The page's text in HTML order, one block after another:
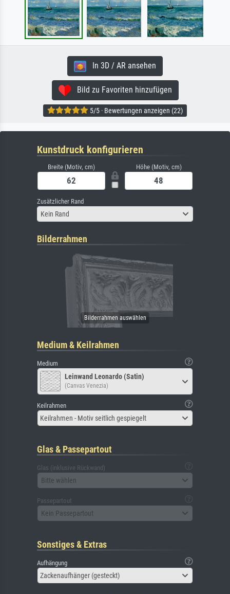
In 3D / AR ansehen
Bild zu Favoriten hinzufügen
5/5 · Bewertungen anzeigen (22)
Kunstdruck konfigurieren
Breite (Motiv, cm) Höhe (Motiv, cm)
Zusätzlicher Rand
Kein Rand
Bilderrahmen
Medium & Keilrahmen
Medium
Leinwand Leonardo (Satin)
(Canvas Venezia)
Keilrahmen
Keilrahmen - Motiv seitlich gespiegelt
Glas & Passepartout
Glas (inklusive Rückwand)
Bitte wählen
Passepartout
Kein Passepartout
Sonstiges & Extras
Aufhängung
Zackenaufhänger (gesteckt)